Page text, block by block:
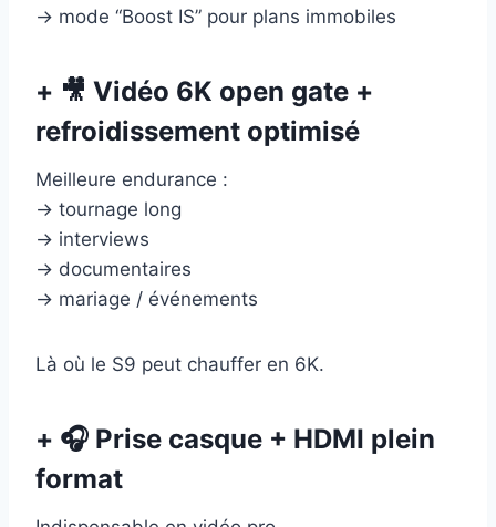
→ mode “Boost IS” pour plans immobiles
+ 🎥 Vidéo 6K open gate +
refroidissement optimisé
Meilleure endurance :
→ tournage long
→ interviews
→ documentaires
→ mariage / événements
Là où le S9 peut chauffer en 6K.
+ 🎧 Prise casque + HDMI plein
format